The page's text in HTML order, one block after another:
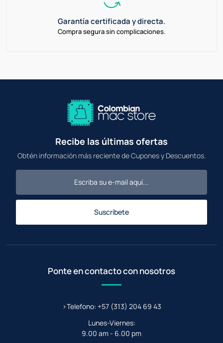
Garantía certificada y directa.
Compra segura sin complicaciones.
Recibe las últimas ofertas
Obtén información más reciente de Cupones y Descuentos.
Suscríbete
Ponte en contacto con nosotros
>Telefono: +57 (313) 204 69 43
Lunes-Viernes:
9.00 am - 6.00 pm